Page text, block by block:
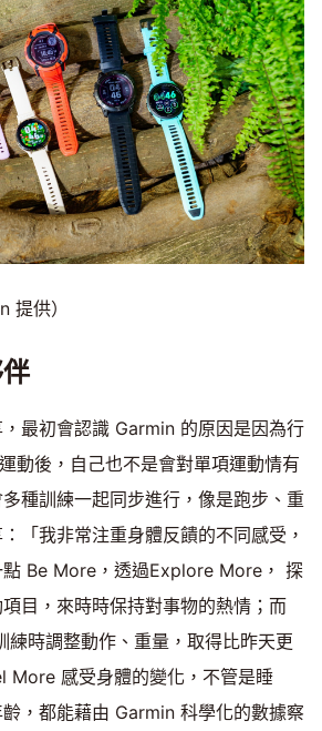
提供）
最初會認識 Garmin 的原因是因為行
動後，自己也不是會對單項運動情有
種訓練一起同步進行，像是跑步、重
「我非常注重身體反饋的不同感受，
點 Be More，透過Explore More， 探
目，來時時保持對事物的熱情；而
時調整動作、重量，取得比昨天更
More 感受身體的變化，不管是睡
，都能藉由 Garmin 科學化的數據察